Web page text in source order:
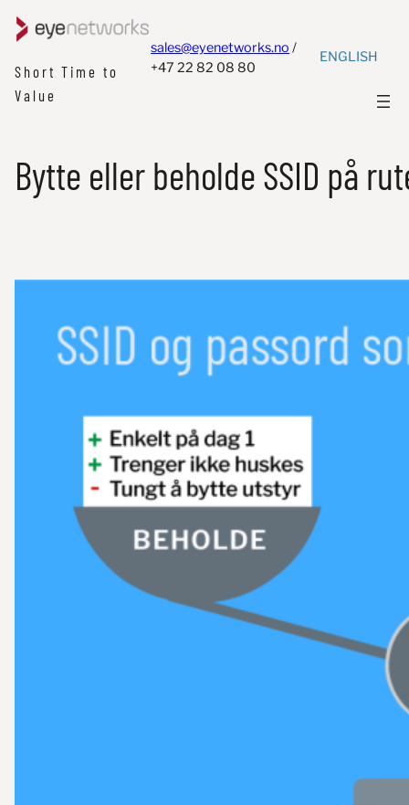
Short Time to
Value
sales@eyenetworks.no /
+47 22 82 08 80
ENGLISH
Bytte eller beholde SSID på